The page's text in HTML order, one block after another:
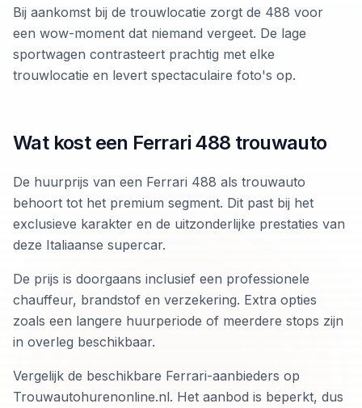
Bij aankomst bij de trouwlocatie zorgt de 488 voor
een wow-moment dat niemand vergeet. De lage
sportwagen contrasteert prachtig met elke
trouwlocatie en levert spectaculaire foto's op.
Wat kost een Ferrari 488 trouwauto
De huurprijs van een Ferrari 488 als trouwauto
behoort tot het premium segment. Dit past bij het
exclusieve karakter en de uitzonderlijke prestaties van
deze Italiaanse supercar.
De prijs is doorgaans inclusief een professionele
chauffeur, brandstof en verzekering. Extra opties
zoals een langere huurperiode of meerdere stops zijn
in overleg beschikbaar.
Vergelijk de beschikbare Ferrari-aanbieders op
Trouwautohurenonline.nl. Het aanbod is beperkt, dus